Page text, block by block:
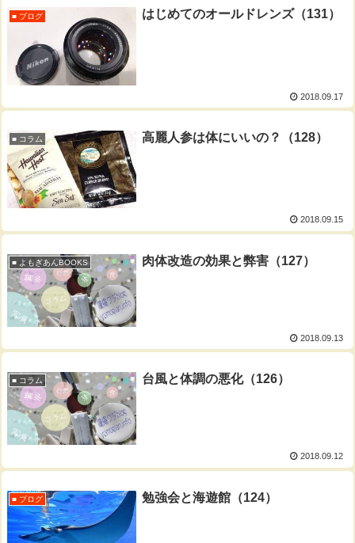
■ ブログ はじめてのオールドレンズ（131）
2018.09.17
■ コラム 高麗人参は体にいいの？（128）
2018.09.15
■ よもぎあんBOOKS 肉体改造の効果と弊害（127）
2018.09.13
■ コラム 台風と体調の悪化（126）
2018.09.12
■ ブログ 勉強会と海遊館（124）